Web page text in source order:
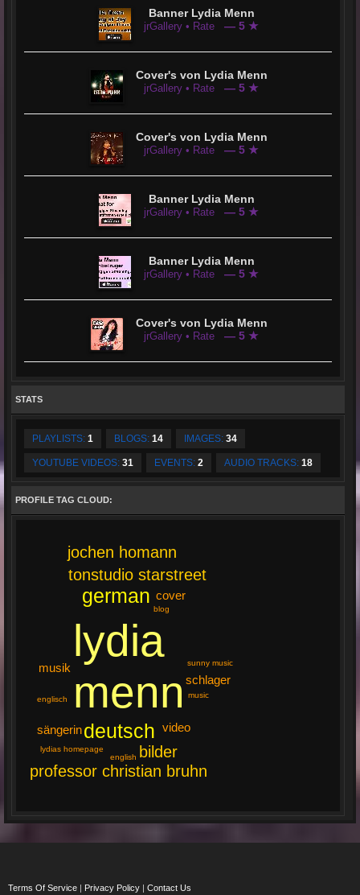
Banner Lydia Menn
jrGallery • Rate — 5 ★
Cover's von Lydia Menn
jrGallery • Rate — 5 ★
Cover's von Lydia Menn
jrGallery • Rate — 5 ★
Banner Lydia Menn
jrGallery • Rate — 5 ★
Banner Lydia Menn
jrGallery • Rate — 5 ★
Cover's von Lydia Menn
jrGallery • Rate — 5 ★
STATS
PLAYLISTS: 1 BLOGS: 14 IMAGES: 34
YOUTUBE VIDEOS: 31 EVENTS: 2 AUDIO TRACKS: 18
PROFILE TAG CLOUD:
lydia
menn
deutsch
german
tonstudio starstreet
bilder
jochen homann
professor christian bruhn
video
cover
schlager
musik
sängerin
music
lydias homepage
blog
sunny music
english
englisch
Terms Of Service | Privacy Policy | Contact Us